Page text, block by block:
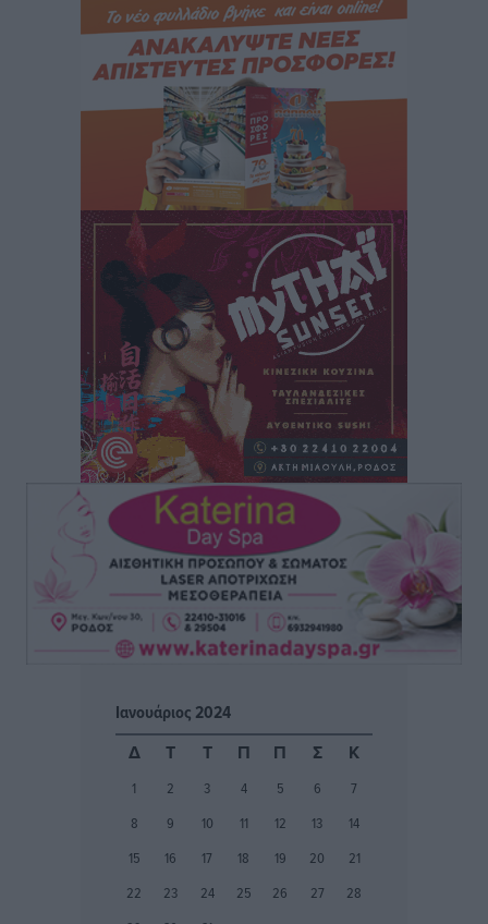
προϋποθέσεις, η 24μηνη εμπειρία και οι προθεσμίες
για τους δήμους
Τοπικές Ειδήσεις• πριν 3 ώρες
Δεύτερη πηγή εισοδήματος για τους επαγγελματίες
ψαράδες ο αλιευτικός τουρισμός
πριν 3 ώρες
Μαρία Εκμεκτσίογλου: Η πίστη μου είναι το
μεγαλύτερο στήριγμα μου – Το προσκύνημα στην ιερά
Μονή Πανορμίτη
Τοπικές Ειδήσεις πριν 3 ώρες
Ακαθάριστα οικόπεδα: Τι γίνεται όταν ο ιδιοκτήτης
δεν τα καθαρίσει – Πώς κινούνται δήμοι και ΠΣ,
ποιος πληρώνει τον λογαριασμό
Τοπικές Ειδήσεις• πριν 3 ώρες
Πού κινούνται οι κρατήσεις last minute σε Ελλάδα
από Γερμανούς
πριν 3 ώρες
Οδηγός στη Ρόδο τράκαρε σταθμευμένο αυτοκίνητο,
παρέσυρε 72χρονο και διέφυγε
Τοπικές Ειδήσεις πριν 4 ώρες
Γιάννης Βασιλάκης: «Η Πρωτοβάθμια Φροντίδα
Ιανουάριος 2024
Δ
Τ Τ Π Π Σ Κ
1 2 3 4 5 6
7
8
9 10 11 12 13
14
15
16 17 18 19 20
21
22
23 24 25 26 27
28